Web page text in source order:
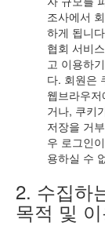
조사에서
하게 됩니
협회 서비
고 이용하
다. 회원은
웹브라우
거나, 쿠키
저장을 거
우 로그인
용하실 수
2. 수집하
목적 및